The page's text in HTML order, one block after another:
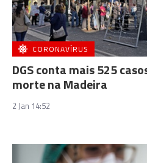
CORONAVÍRUS
DGS conta mais 525
morte na Madeira
2 Jan 14:52